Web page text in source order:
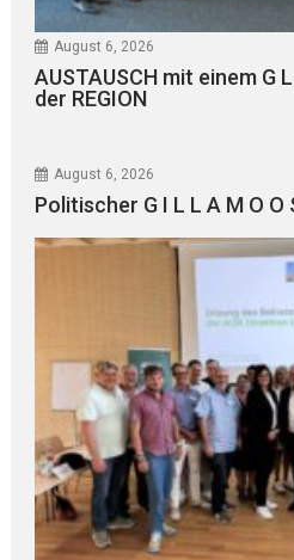
August 6, 2026
AUSTAUSCH mit einem G
der REGION
August 6, 2026
Politischer G I L L A M O O